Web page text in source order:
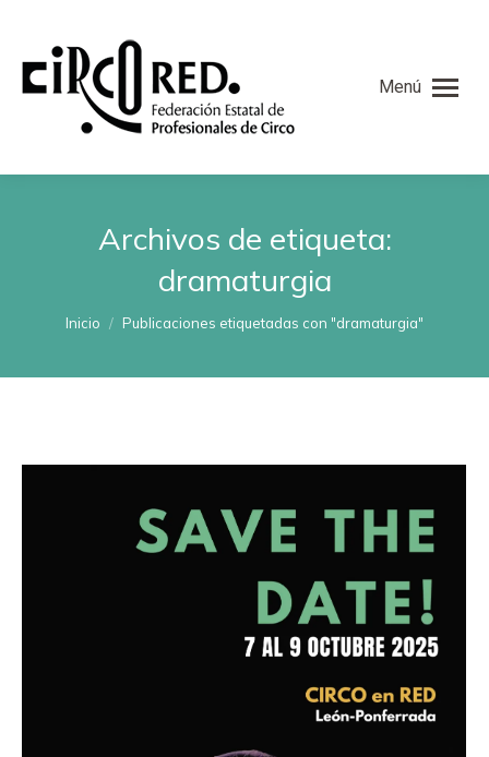
Menú
Archivos de etiqueta:
dramaturgia
Estás aquí:
Inicio Publicaciones etiquetadas con "dramaturgia"